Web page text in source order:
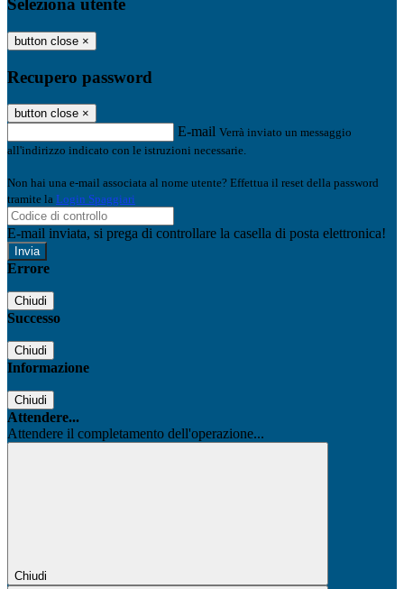
Seleziona utente
button close ×
Recupero password
button close ×
E-mail Verrà inviato un messaggio
all'indirizzo indicato con le istruzioni necessarie.
Non hai una e-mail associata al nome utente? Effettua il reset della password
tramite la Login Spaggiari
E-mail inviata, si prega di controllare la casella di posta elettronica!
Errore
Chiudi
Successo
Chiudi
Informazione
Chiudi
Attendere...
Attendere il completamento dell'operazione...
Chiudi